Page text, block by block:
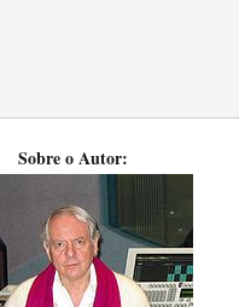
Sobre o Autor: